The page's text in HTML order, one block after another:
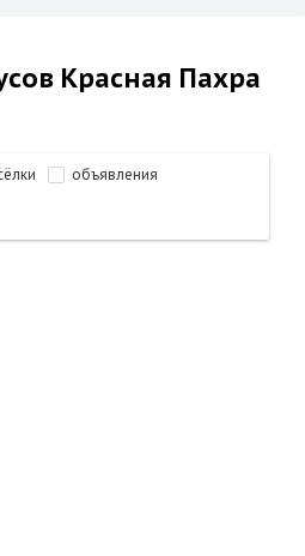
Красная Пахра
объявления